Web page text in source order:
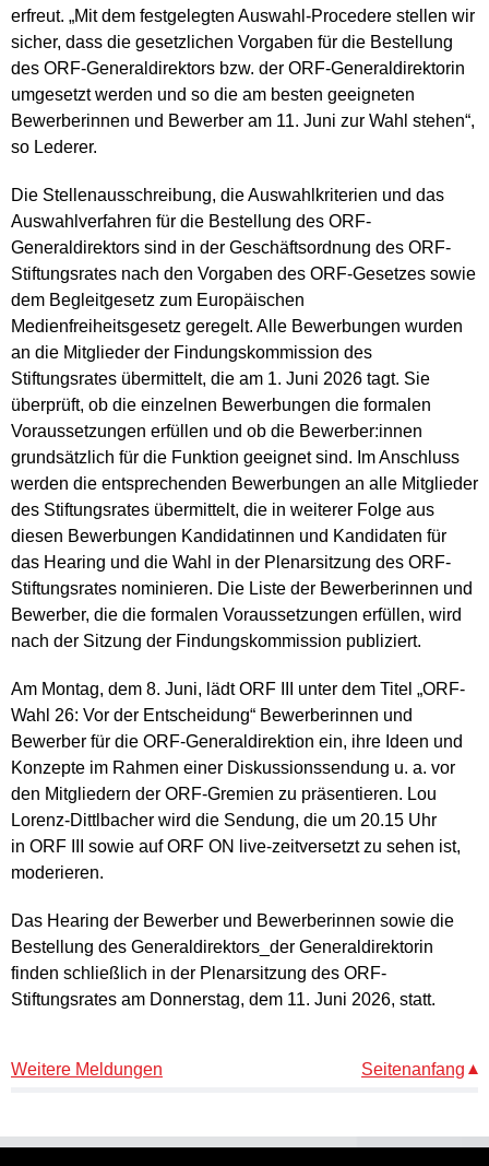
erfreut. „Mit dem festgelegten Auswahl-Procedere stellen wir
sicher, dass die gesetzlichen Vorgaben für die Bestellung
des ORF-Generaldirektors bzw. der ORF-Generaldirektorin
umgesetzt werden und so die am besten geeigneten
Bewerberinnen und Bewerber am 11. Juni zur Wahl stehen“,
so Lederer.
Die Stellenausschreibung, die Auswahlkriterien und das
Auswahlverfahren für die Bestellung des ORF-
Generaldirektors sind in der Geschäftsordnung des ORF-
Stiftungsrates nach den Vorgaben des ORF-Gesetzes sowie
dem Begleitgesetz zum Europäischen
Medienfreiheitsgesetz geregelt. Alle Bewerbungen wurden
an die Mitglieder der Findungskommission des
Stiftungsrates übermittelt, die am 1. Juni 2026 tagt. Sie
überprüft, ob die einzelnen Bewerbungen die formalen
Voraussetzungen erfüllen und ob die Bewerber:innen
grundsätzlich für die Funktion geeignet sind. Im Anschluss
werden die entsprechenden Bewerbungen an alle Mitglieder
des Stiftungsrates übermittelt, die in weiterer Folge aus
diesen Bewerbungen Kandidatinnen und Kandidaten für
das Hearing und die Wahl in der Plenarsitzung des ORF-
Stiftungsrates nominieren. Die Liste der Bewerberinnen und
Bewerber, die die formalen Voraussetzungen erfüllen, wird
nach der Sitzung der Findungskommission publiziert.
Am Montag, dem 8. Juni, lädt ORF III unter dem Titel „ORF-
Wahl 26: Vor der Entscheidung“ Bewerberinnen und
Bewerber für die ORF-Generaldirektion ein, ihre Ideen und
Konzepte im Rahmen einer Diskussionssendung u. a. vor
den Mitgliedern der ORF-Gremien zu präsentieren. Lou
Lorenz-Dittlbacher wird die Sendung, die um 20.15 Uhr
in ORF III sowie auf ORF ON live-zeitversetzt zu sehen ist,
moderieren.
Das Hearing der Bewerber und Bewerberinnen sowie die
Bestellung des Generaldirektors_der Generaldirektorin
finden schließlich in der Plenarsitzung des ORF-
Stiftungsrates am Donnerstag, dem 11. Juni 2026, statt.
Weitere Meldungen Seitenanfang